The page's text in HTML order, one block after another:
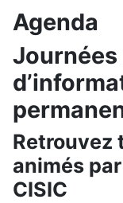
Agenda
Retrouvez
animés
CISIC